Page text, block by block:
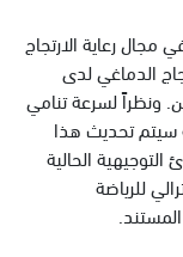
مجال رعاية الارتجاج
الدماغي لدى
ونظراً لسرعة تنامي
سيتم تحديث هذا
الحالية
للرياضة